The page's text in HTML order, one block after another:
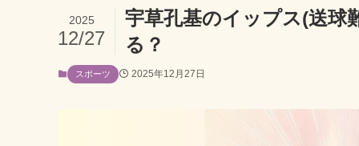
宇草孔基のイップス(送球
る？
2025
12/27
スポーツ 2025年12月27日